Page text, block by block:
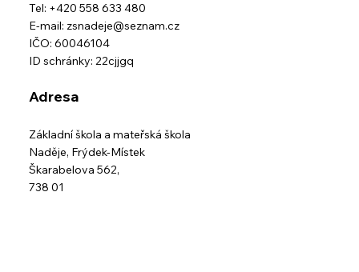
Tel: +420 558 633 480
E-mail: zsnadeje@seznam.cz
IČO: 60046104
ID schránky: 22cjjgq
Adresa
Základní škola a mateřská škola
Naděje, Frýdek-Místek
Škarabelova 562,
738 01